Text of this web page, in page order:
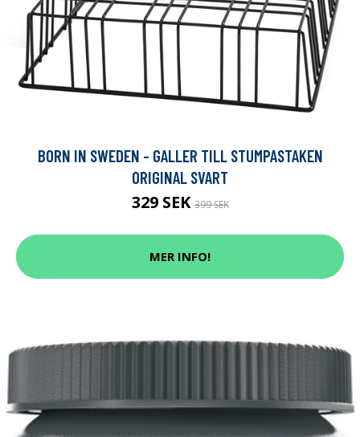
BORN IN SWEDEN - GALLER TILL STUMPASTAKEN
ORIGINAL SVART
329 SEK399 SEK
MER INFO!